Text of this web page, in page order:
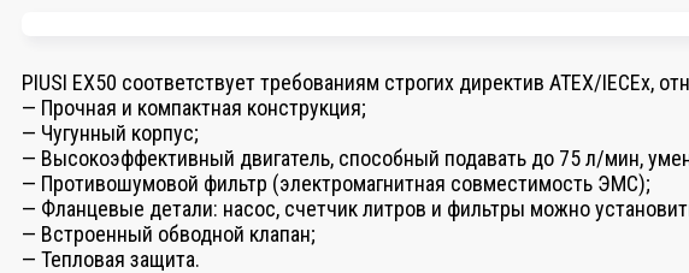
PIUSI EX50 соответствует требованиям строгих директив ATEX/
— Прочная и компактная конструкция;
— Чугунный корпус;
— Высокоэффективный двигатель, способный подавать до 75 л/мин,
— Противошумовой фильтр (электромагнитная совместимость ЭМС);
— Фланцевые детали: насос, счетчик литров и фильтры можно
— Встроенный обводной клапан;
— Тепловая защита.